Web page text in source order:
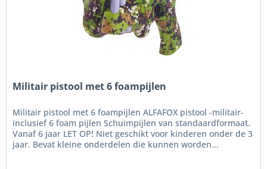
Militair pistool met 6 foampijlen
Militair pistool met 6 foampijlen ALFAFOX pistool -militair-
inclusief 6 foam pijlen Schuimpijlen van standaardformaat.
Vanaf 6 jaar LET OP! Niet geschikt voor kinderen onder de 3
jaar. Bevat kleine onderdelen die kunnen worden...